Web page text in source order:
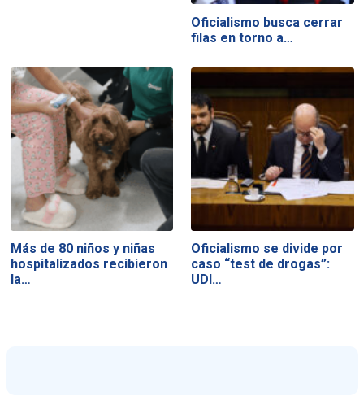
Oficialismo busca cerrar
filas en torno a…
Más de 80 niños y niñas
hospitalizados recibieron
la…
Oficialismo se divide por
caso “test de drogas”:
UDI…